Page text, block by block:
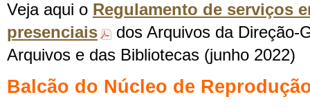
Veja aqui o Regulamento de serviços
presenciais
dos Arquivos da Direção-
Arquivos e das Bibliotecas (junho 2022)
Balcão do Núcleo de